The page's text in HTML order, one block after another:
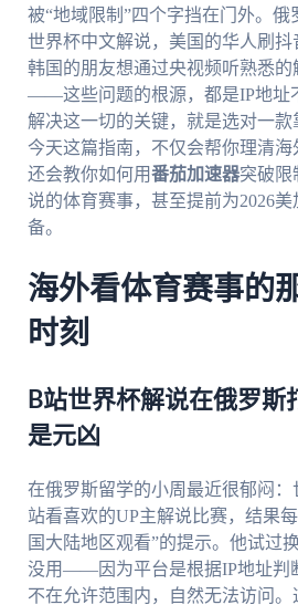
被“地域限制”四个字挡在门外。俄
世界杯中文解说，美国的华人刷抖
韩国的朋友想通过央视频听熟悉
——这些问题的根源，都是IP地址
解决这一切的关键，就是选对一款
今天这篇指南，不仅会帮你理清海
还会教你如何用番茄加速器突破限
说的体育赛事，甚至提前为2026
备。
海外看体育赛事的
时刻
B站世界杯解说在俄罗斯
是元凶
在俄罗斯留学的小周最近很郁闷
站看喜欢的UP主解说比赛，结果
国大陆地区观看”的提示。他试过
没用——因为平台是根据IP地址判
不在允许范围内，自然无法访问。